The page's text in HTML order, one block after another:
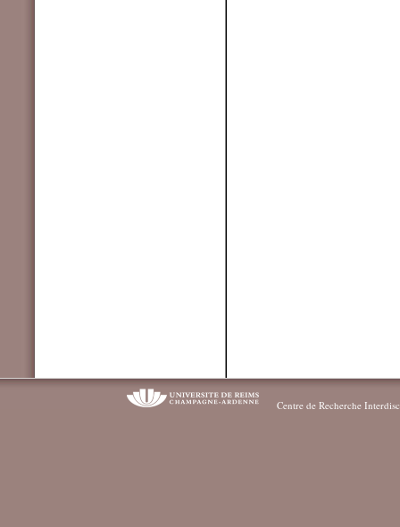
Centre de Recherche